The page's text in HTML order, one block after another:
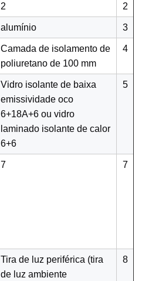
2 2
alumínio 3
Camada de isolamento de
poliuretano de 100 mm
4
Vidro isolante de baixa
emissividade oco
6+18A+6 ou vidro
laminado isolante de calor
6+6
5
7 7
Tira de luz periférica (tira
de luz ambiente
8